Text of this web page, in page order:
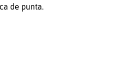
de punta.